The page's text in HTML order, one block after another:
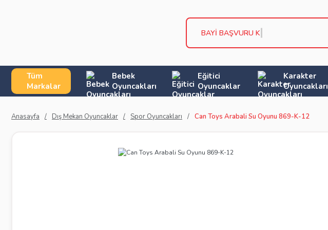
BAYİ BAŞVURU KOŞU
Tüm
Markalar
Bebek
Oyuncakları
Eğitici
Oyuncaklar
Karakter
Oyuncakları
Anasayfa Dış Mekan Oyuncaklar Spor Oyuncakları Can Toys Arabali Su Oyunu 869-K-12